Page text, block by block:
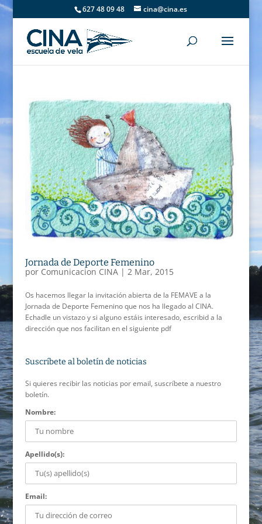
627 48 09 48 cina@cina.es
Jornada de Deporte Femenino
por Comunicacion CINA| 2 Mar, 2015
Os hacemos llegar la invitación abierta de la FEMAVE a la
Jornada de Deporte Femenino que nos ha llegado al CINA.
Echadle un vistazo y si alguno estáis interesado, escribid a la
dirección que nos facilitan en el siguiente pdf
Suscríbete al boletín de noticias
Si quieres recibir las noticias por email, suscríbete a nuestro
boletín.
Nombre:
Apellido(s):
Email: